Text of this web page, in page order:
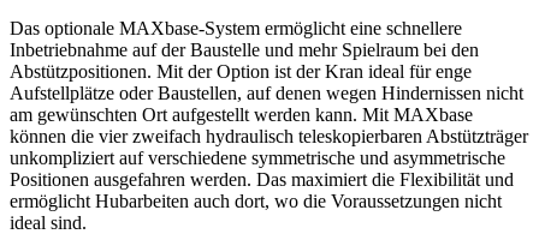
Das optionale MAXbase-System ermöglicht eine schnellere
Inbetriebnahme auf der Baustelle und mehr Spielraum bei den
Abstützpositionen. Mit der Option ist der Kran ideal für enge
Aufstellplätze oder Baustellen, auf denen wegen Hindernissen nicht
am gewünschten Ort aufgestellt werden kann. Mit MAXbase
können die vier zweifach hydraulisch teleskopierbaren Abstützträger
unkompliziert auf verschiedene symmetrische und asymmetrische
Positionen ausgefahren werden. Das maximiert die Flexibilität und
ermöglicht Hubarbeiten auch dort, wo die Voraussetzungen nicht
ideal sind.